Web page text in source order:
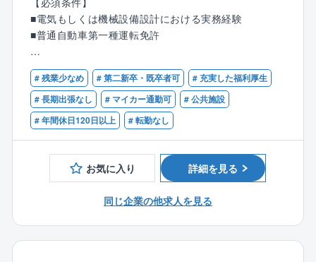
します。）
【具体的には】
〇電気設備
企画設計/基本設計/実施設計/仕様書・予算書等作成/施
工管理
〇機械設備
企画設計/基本設計/実施設計/仕様書・予算書等作成/施
工管理
■お取引は国・地方自治体から民間の法人様と幅広くい
の教育施設、商業施設や共同住宅まで多岐にわたりま
■電気もしくは機械設備設計における実務経験
■普通自動車第一種運転免許
【歓迎条件】
■建築設備士
■設備設計一級建築士
■1級もしくは2級電気工事施工管理技士
■1級もしくは2級管工事施工管理技士
# 残業少なめ # 第二新卒・既卒者可
# 充実した福利厚生
# 長期出張なし
# マイカー通勤可
# 公共施設
# 年間休日120日以上
# 転勤なし
お気に入り 詳細を見る
同じ企業の他求人を見る